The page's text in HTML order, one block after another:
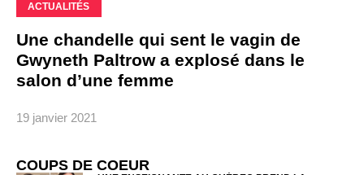
ACTUALITÉS
Une chandelle qui sent le vagin de
Gwyneth Paltrow a explosé dans le
salon d’une femme
19 janvier 2021
COUPS DE COEUR